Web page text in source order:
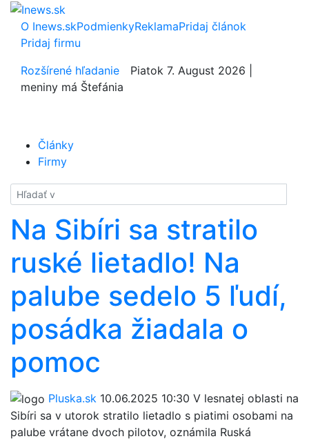
O Inews.skPodmienkyReklamaPridaj článok
Pridaj firmu
Rozšírené hľadanie
Piatok 7. August 2026 |
meniny má Štefánia
Články
Firmy
Hladať
Na Sibíri sa stratilo
ruské lietadlo! Na
palube sedelo 5 ľudí,
posádka žiadala o
pomoc
Pluska.sk 10.06.2025 10:30 V lesnatej oblasti na
Sibíri sa v utorok stratilo lietadlo s piatimi osobami na
palube vrátane dvoch pilotov, oznámila Ruská